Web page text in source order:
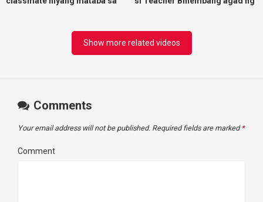
Show more related videos
Comments
Your email address will not be published. Required fields are marked *
Comment